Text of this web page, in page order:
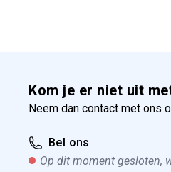
Kom je er niet uit
Neem dan contact met ons
Bel ons
Op dit moment gesloten,